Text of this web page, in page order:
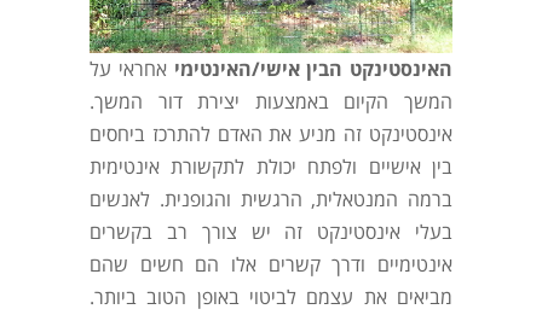
האינסטינקט הבין אישי/האינטימי אחראי על
המשך הקיום באמצעות יצירת דור המשך.
אינסטינקט זה מניע את האדם להתרכז ביחסים
בין אישיים ולפתח יכולת לתקשורת אינטימית
ברמה המנטאלית, הרגשית והגופנית. לאנשים
בעלי אינסטינקט זה יש צורך רב בקשרים
אינטימיים ודרך קשרים אלו הם חשים שהם
מביאים את עצמם לביטוי באופן הטוב ביותר.